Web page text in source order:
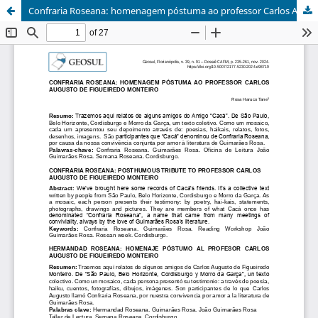
Confraria Roseana: homenagem póstuma ao professor Carlos Augusto de Figueiredo Monteiro